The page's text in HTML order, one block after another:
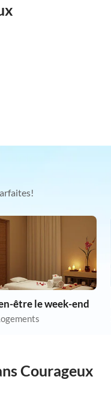
être le week-end
Courageux